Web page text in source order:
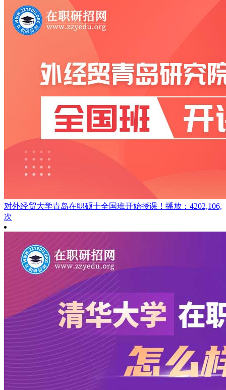
对外经贸大学青岛在职硕士全国班开始授课！ 播放：4202,106,
次